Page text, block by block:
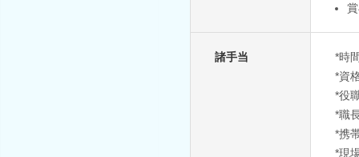
諸手当
*時
*資
*役
*職
*携
*現